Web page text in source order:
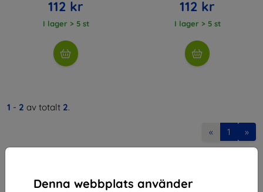
Denna webbplats använder
112 kr
I lager > 5 st
112 kr
I lager > 5 st
1 - 2 av totalt 2.
« 1 »